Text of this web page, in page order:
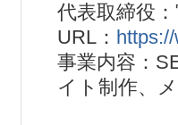
代表取締役
URL：
事業内容：
イト制作、